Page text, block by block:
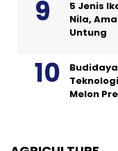
5 Jenis
Nila,
Untung
Melon